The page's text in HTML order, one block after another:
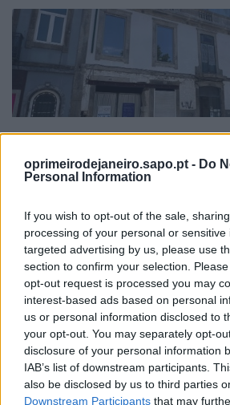
oprimeirodejaneiro.sapo.pt - Do
Personal Information
If you wish to opt-out of the sale,
processing of your personal or
targeted advertising by us, please use
section to confirm your selection.
opt-out request is processed you may
interest-based ads based on personal
us or personal information disclosed to
your opt-out. You may separately opt-
disclosure of your personal information
IAB’s list of downstream participants.
also be disclosed by us to third parties
Downstream Participants that may
REABILITAÇÃO DE EDIFÍCIO
HEROÍSMO DÁ LUGAR A QUATRO
7/08/2026